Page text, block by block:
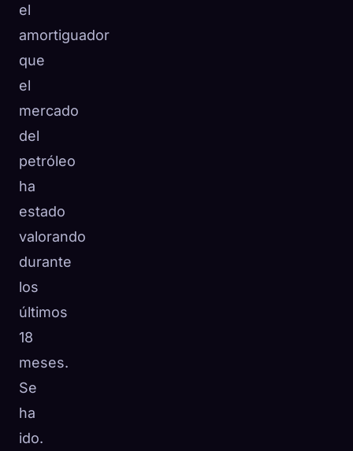
el
amortiguador
que
el
mercado
del
petróleo
ha
estado
valorando
durante
los
últimos
18
meses.
Se
ha
ido.